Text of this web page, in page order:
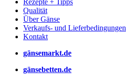
Rezepte + Tipps
Qualität
Über Gänse
Verkaufs- und Lieferbedingungen
Kontakt
gänsemarkt.de
gänsebetten.de